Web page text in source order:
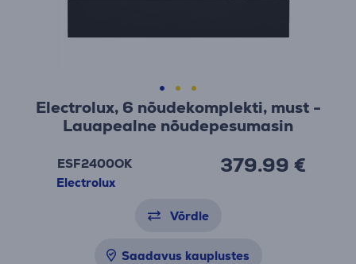
Electrolux, 6 nõudekomplekti, must -
Lauapealne nõudepesumasin
ESF2400OK
Electrolux
379.99 €
Võrdle
Saadavus kauplustes